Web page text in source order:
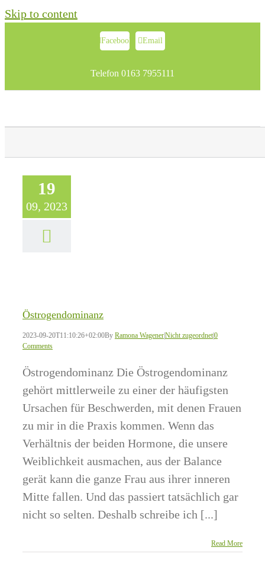
Skip to content
Facebook Email
Telefon 0163 7955111
19
09, 2023
Östrogendominanz
2023-09-20T11:10:26+02:00By Ramona WagenerNicht zugeordnet|0
Comments
Östrogendominanz Die Östrogendominanz
gehört mittlerweile zu einer der häufigsten
Ursachen für Beschwerden, mit denen Frauen
zu mir in die Praxis kommen. Wenn das
Verhältnis der beiden Hormone, die unsere
Weiblichkeit ausmachen, aus der Balance
gerät kann die ganze Frau aus ihrer inneren
Mitte fallen. Und das passiert tatsächlich gar
nicht so selten. Deshalb schreibe ich [...]
Read More